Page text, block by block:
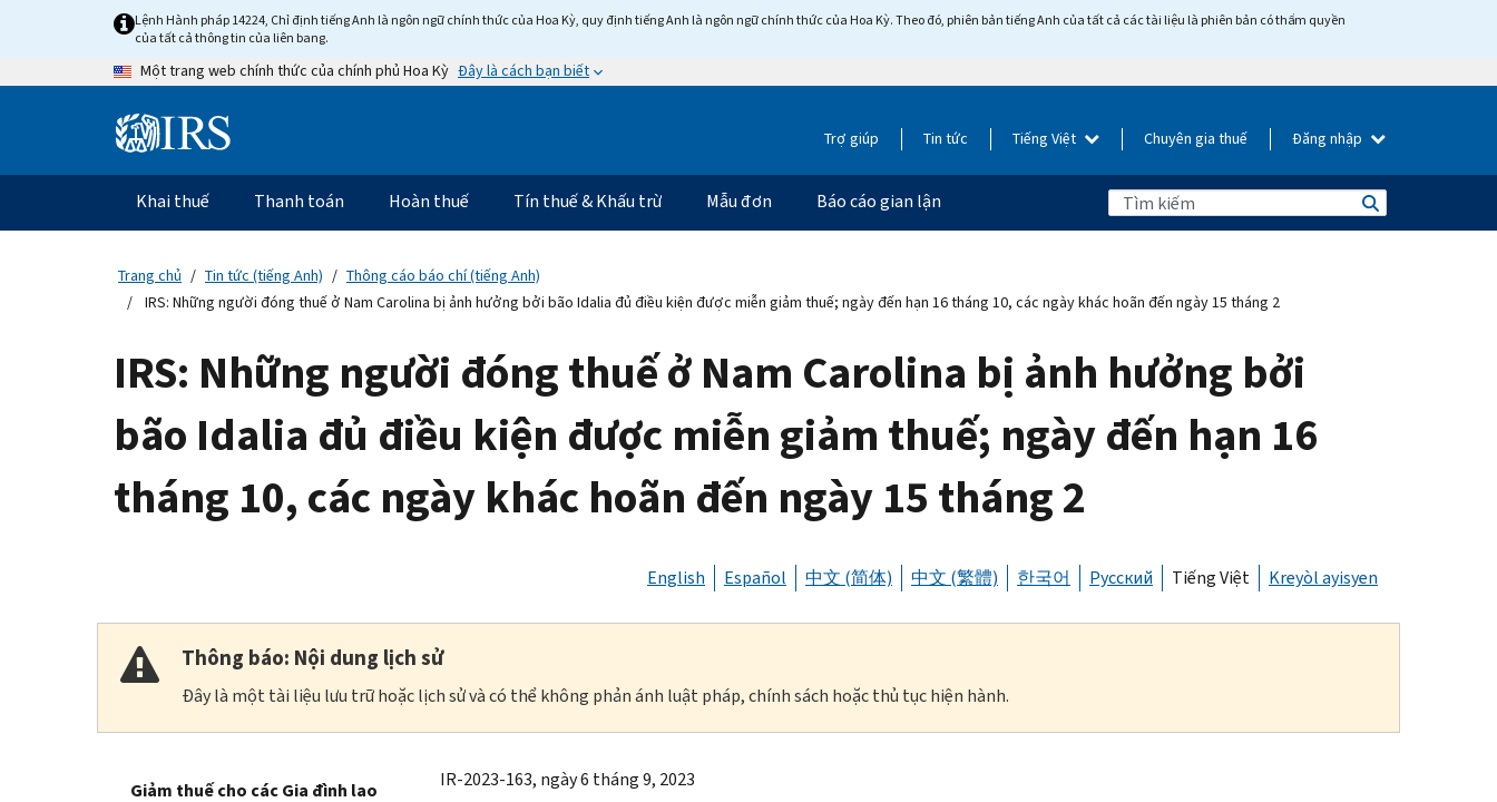
content
Lệnh Hành pháp 14224, Chỉ định tiếng Anh là ngôn ngữ chính thức của Hoa Kỳ, quy định tiếng Anh là ngôn ngữ chính thức của Hoa Kỳ. Theo đó, phiên bản tiếng Anh của tất cả các tài liệu là phiên bản có thẩm quyền
của tất cả thông tin của liên bang.
Một trang web chính thức của chính phủ Hoa Kỳ Đây là cách bạn biết
Information Trợ giúp Tin tức Tiếng Việt Chuyên gia thuế Đăng nhập
Điều
hướng
chính
Khai thuế Thanh toán Hoàn thuế Tín thuế & Khấu trừ Mẫu đơn Báo cáo gian lận
Trang chủ Tin tức (tiếng Anh)
Thông cáo báo chí (tiếng Anh)
IRS: Những người đóng thuế ở Nam Carolina bị ảnh hưởng bởi bão Idalia đủ điều kiện được miễn giảm thuế; ngày đến hạn 16 tháng 10, các ngày khác hoãn đến ngày 15 tháng 2
IRS: Những người đóng thuế ở Nam Carolina bị ảnh hưởng bởi
bão Idalia đủ điều kiện được miễn giảm thuế; ngày đến hạn 16
tháng 10, các ngày khác hoãn đến ngày 15 tháng 2
English Español 中文 (简体) 中文 (繁體) 한국어 Русский Tiếng Việt Kreyòl ayisyen
Thông báo: Nội dung lịch sử
Đây là một tài liệu lưu trữ hoặc lịch sử và có thể không phản ánh luật pháp, chính sách hoặc thủ tục hiện hành.
Giảm thuế cho các Gia đình lao
IR-2023-163, ngày 6 tháng 9, 2023